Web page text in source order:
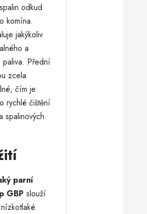
odkud
komína.
jakýkoliv
a
paliva. Přední
zcela
čím je
rychlé čištění
spalinových
parní
GBP slouží